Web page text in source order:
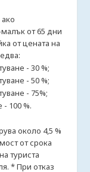
от 65 дни
от цената на
- 30 %;
- 50 %;
- 75%;
- 100 %.
около 4,5 %
от срока
туриста
* При отказ